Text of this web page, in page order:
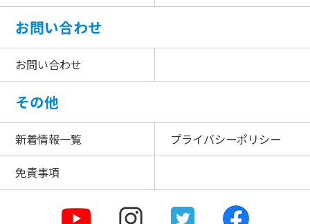
お問い合わせ
お問い合わせ
その他
新着情報一覧 プライバシーポリシー
免責事項